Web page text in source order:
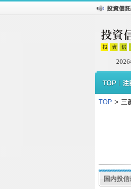
TOP > 三
国内投